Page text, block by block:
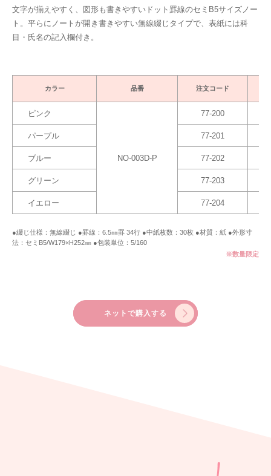
文字が揃えやすく、図形も書きやすいドット罫線のセミB5サイズノー
ト。平らにノートが開き書きやすい無線綴じタイプで、表紙には科
目・氏名の記入欄付き。
カラー 品番 注文コード
ピンク
NO-003D-P
77-200
パープル 77-201
ブルー 77-202
グリーン 77-203
イエロー 77-204
●綴じ仕様：無線綴じ ●罫線：6.5㎜罫 34行 ●中紙枚数：30枚 ●材質：紙 ●外形寸
法：セミB5/W179×H252㎜ ●包装単位：5/160
※数量限定
ネットで購入する